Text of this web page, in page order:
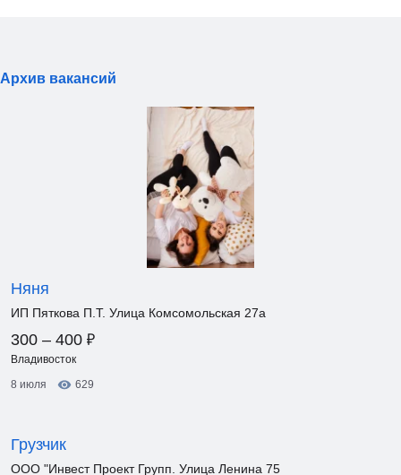
Архив вакансий
Няня
ИП Пяткова П.Т. Улица Комсомольская 27а
300 – 400 ₽
Владивосток
8 июля
629
Грузчик
ООО "Инвест Проект Групп. Улица Ленина 75